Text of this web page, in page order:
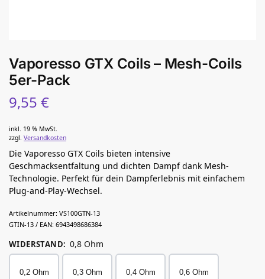
Vaporesso GTX Coils – Mesh-Coils
5er-Pack
9,55 €
inkl. 19 % MwSt.
zzgl. Versandkosten
Die Vaporesso GTX Coils bieten intensive
Geschmacksentfaltung und dichten Dampf dank Mesh-
Technologie. Perfekt für dein Dampferlebnis mit einfachem
Plug-and-Play-Wechsel.
Artikelnummer: VS100GTN-13
GTIN-13 / EAN: 6943498686384
WIDERSTAND: 0,8 Ohm
0,2 Ohm 0,3 Ohm 0,4 Ohm 0,6 Ohm